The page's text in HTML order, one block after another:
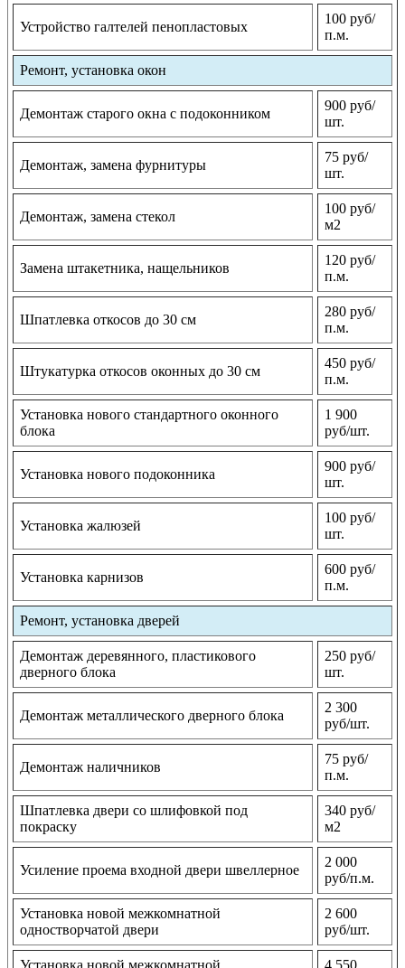
Устройство галтелей пенопластовых
100 руб/
п.м.
Ремонт, установка окон
Демонтаж старого окна с подоконником
900 руб/
шт.
Демонтаж, замена фурнитуры
75 руб/
шт.
Демонтаж, замена стекол
100 руб/
м2
Замена штакетника, нащельников
120 руб/
п.м.
Шпатлевка откосов до 30 см
280 руб/
п.м.
Штукатурка откосов оконных до 30 см
450 руб/
п.м.
Установка нового стандартного оконного
блока
1 900
руб/шт.
Установка нового подоконника
900 руб/
шт.
Установка жалюзей
100 руб/
шт.
Установка карнизов
600 руб/
п.м.
Ремонт, установка дверей
Демонтаж деревянного, пластикового
дверного блока
250 руб/
шт.
Демонтаж металлического дверного блока
2 300
руб/шт.
Демонтаж наличников
75 руб/
п.м.
Шпатлевка двери со шлифовкой под
покраску
340 руб/
м2
Усиление проема входной двери швеллерное
2 000
руб/п.м.
Установка новой межкомнатной
одностворчатой двери
2 600
руб/шт.